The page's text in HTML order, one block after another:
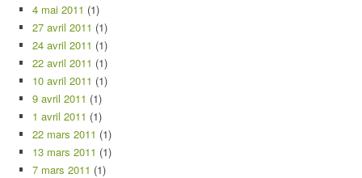
4 mai 2011 (1)
27 avril 2011 (1)
24 avril 2011 (1)
22 avril 2011 (1)
10 avril 2011 (1)
9 avril 2011 (1)
1 avril 2011 (1)
22 mars 2011 (1)
13 mars 2011 (1)
7 mars 2011 (1)